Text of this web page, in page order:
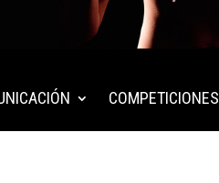
COMPETICIONES